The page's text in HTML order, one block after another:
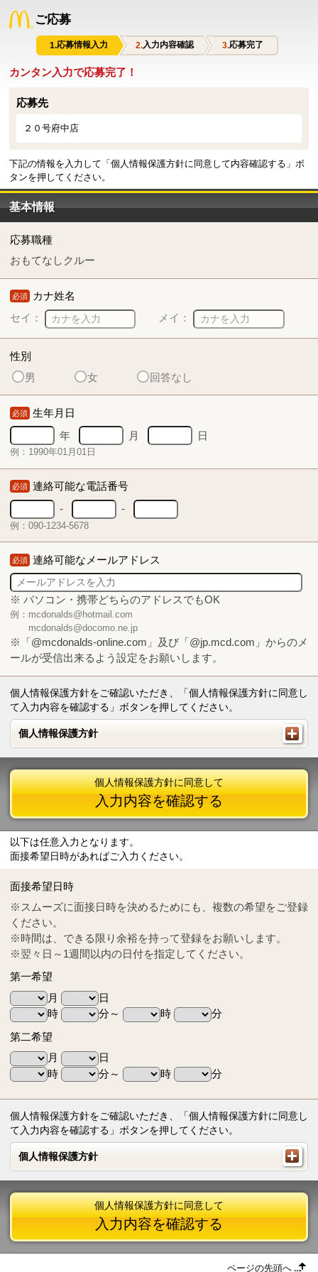
ご応募
応募情報入力 入力内容確認 応募完了
カンタン入力で応募完了！
応募先
２０号府中店
下記の情報を入力して「個人情報保護方針に同意して内容確認する」ボ
タンを押してください。
基本情報
応募職種
おもてなしクルー
必須 カナ姓名
セイ：
メイ：
性別
男
女 回答なし
必須 生年月日
年
月 日
例：1990年01月01日
必須 連絡可能な電話番号
-
-
例：090-1234-5678
必須 連絡可能なメールアドレス
※ パソコン・携帯どちらのアドレスでもOK
例：mcdonalds@hotmail.com
mcdonalds@docomo.ne.jp
※「@mcdonalds-online.com」及び「@jp.mcd.com」からのメ
ールが受信出来るよう設定をお願いします。
個人情報保護方針をご確認いただき、「個人情報保護方針に同意し
て入力内容を確認する」ボタンを押してください。
個人情報保護方針
個人情報保護方針
Tel
0570-55-0314
個人情報保護方針に同意して
入力内容を確認する
以下は任意入力となります。
面接希望日時があればご入力ください。
面接希望日時
※スムーズに面接日時を決めるためにも、複数の希望をご登録
ください。
※時間は、できる限り余裕を持って登録をお願いします。
※翌々日～1週間以内の日付を指定してください。
第一希望
月
日
時
分～ 時
分
第二希望
月
日
時
分～ 時 分
個人情報保護方針をご確認いただき、「個人情報保護方針に同意し
て入力内容を確認する」ボタンを押してください。
個人情報保護方針
個人情報保護方針
個人情報保護方針に同意して
入力内容を確認する
ページの先頭へ